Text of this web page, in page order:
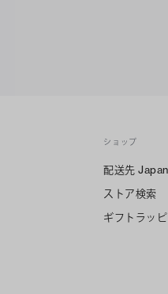
ショップ
配送先 Japan
ストア検索
ギフトラッ